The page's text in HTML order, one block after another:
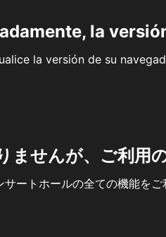
la
la versión de su
ませんが、ご利用
サートホールの全ての機能を